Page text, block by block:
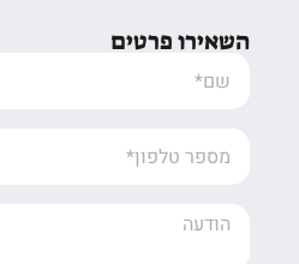
השאירו פרטים